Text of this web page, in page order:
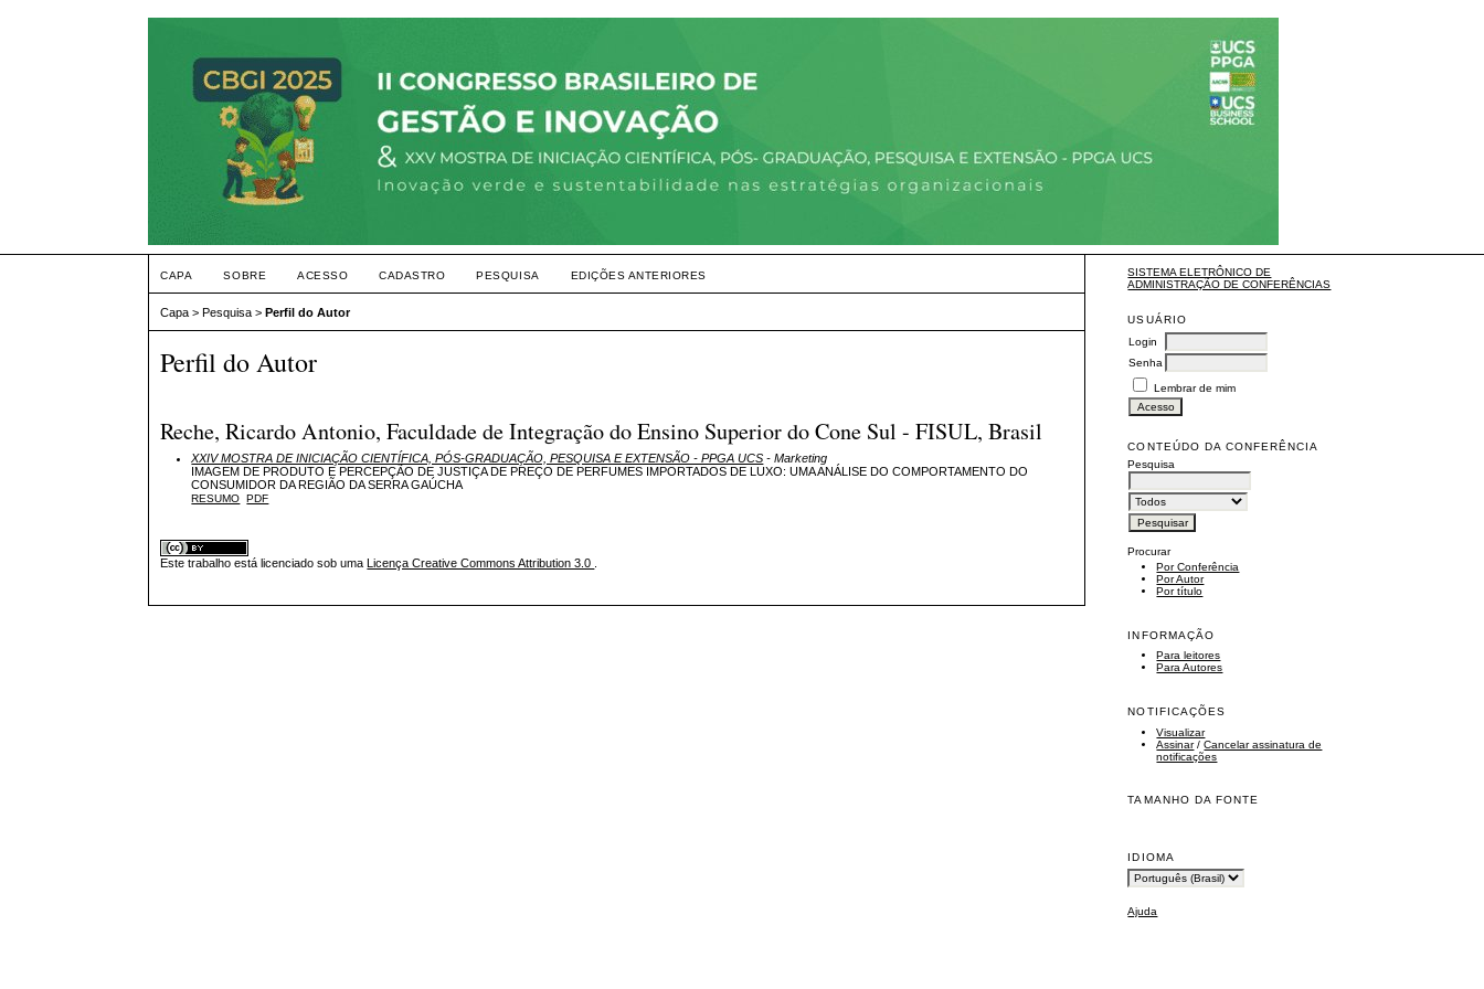
SISTEMA ELETRÔNICO DE
ADMINISTRAÇÃO DE CONFERÊNCIAS
USUÁRIO
Login
Senha
Lembrar de mim
CONTEÚDO DA CONFERÊNCIA
Pesquisa
Procurar
Por Conferência
Por Autor
Por título
INFORMAÇÃO
Para leitores
Para Autores
NOTIFICAÇÕES
Visualizar
Assinar/Cancelar assinatura de
notificações
TAMANHO DA FONTE
IDIOMA
Ajuda
CAPA SOBRE ACESSO CADASTRO PESQUISA EDIÇÕES ANTERIORES
Capa >Pesquisa >Perfil do Autor
Perfil do Autor
Reche, Ricardo Antonio, Faculdade de Integração do Ensino Superior do Cone Sul - FISUL, Brasil
XXIV MOSTRA DE INICIAÇÃO CIENTÍFICA, PÓS-GRADUAÇÃO, PESQUISA E EXTENSÃO - PPGA UCS - Marketing
IMAGEM DE PRODUTO E PERCEPÇÃO DE JUSTIÇA DE PREÇO DE PERFUMES IMPORTADOS DE LUXO: UMA ANÁLISE DO COMPORTAMENTO DO
CONSUMIDOR DA REGIÃO DA SERRA GAÚCHA
RESUMO PDF
Este trabalho está licenciado sob uma Licença Creative Commons Attribution 3.0